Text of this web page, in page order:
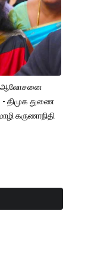
ஆலோசனை
- திமுக துணை
கருணாநிதி